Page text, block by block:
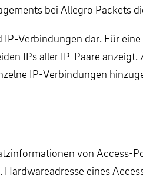
bei Allegro Packets
Verbindungen dar. Für
IPs aller IP-Paare
IP-Verbindungen
von Access-
eines